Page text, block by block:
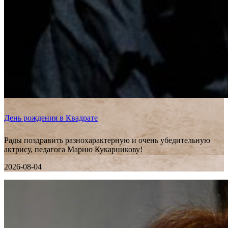
День рождения в Квадрате
Рады поздравить разнохарактерную и очень убедительную
актрису, педагога Марию Кукарникову!
2026-08-04